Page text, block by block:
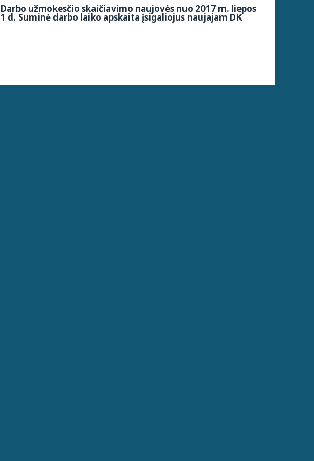
Darbo užmokesčio skaičiavimo naujovės nuo 2017 m. liepos
1 d. Suminė darbo laiko apskaita įsigaliojus naujajam DK